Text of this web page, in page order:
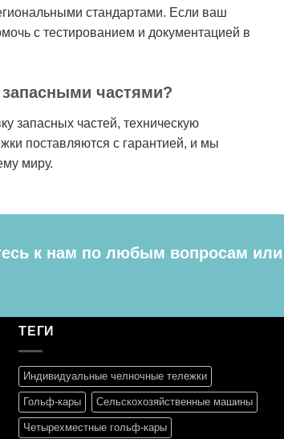
стандартами. Если ваш
с тестированием и документацией в
частями?
запасных частей, техническую
поставляются с гарантией, и мы
миру.
к нам по любым вопросам или
ТЕГИ
Индивидуальные челночные тележки
Гольф-кары Сельскохозяйственные машины
Четырехместные гольф-кары